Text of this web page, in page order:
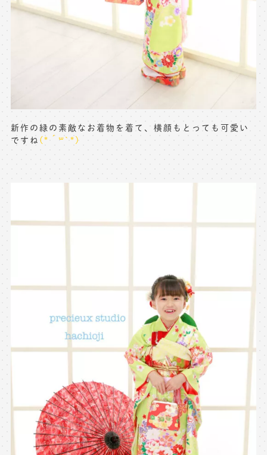
新作の緑の素敵なお着物を着て、横顔もとっても可愛い
ですね (*´꒳`*)